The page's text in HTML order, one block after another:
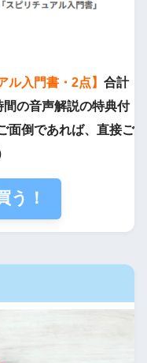
ル入門書・2点】 合計
の音声解説の特典付
面倒であれば、直接ご
う！